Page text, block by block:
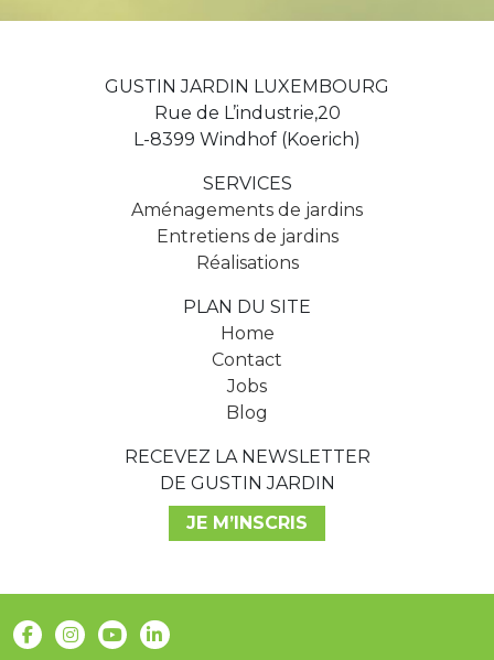
GUSTIN JARDIN LUXEMBOURG
Rue de L’industrie,20
L-8399 Windhof (Koerich)
SERVICES
Aménagements de jardins
Entretiens de jardins
Réalisations
PLAN DU SITE
Home
Contact
Jobs
Blog
RECEVEZ LA NEWSLETTER
DE GUSTIN JARDIN
JE M’INSCRIS